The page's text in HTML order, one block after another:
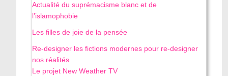
Actualité du suprémacisme blanc et de
l’islamophobie
Les filles de joie de la pensée
Re‑designer les fictions modernes pour re‑designer
nos réalités
Le projet New Weather TV